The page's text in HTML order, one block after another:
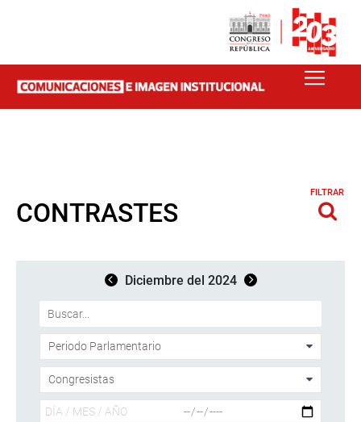
CONTRASTES
FILTRAR
Diciembre del 2024